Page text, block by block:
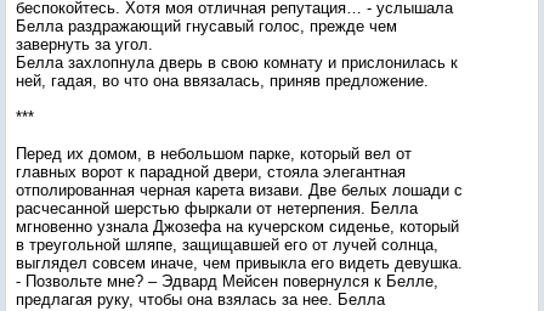
беспокойтесь. Хотя моя отличная репутация… - услышала
Белла раздражающий гнусавый голос, прежде чем
завернуть за угол.
Белла захлопнула дверь в свою комнату и прислонилась к
ней, гадая, во что она ввязалась, приняв предложение.
***
Перед их домом, в небольшом парке, который вел от
главных ворот к парадной двери, стояла элегантная
отполированная черная карета визави. Две белых лошади с
расчесанной шерстью фыркали от нетерпения. Белла
мгновенно узнала Джозефа на кучерском сиденье, который
в треугольной шляпе, защищавшей его от лучей солнца,
выглядел совсем иначе, чем привыкла его видеть девушка.
- Позвольте мне? – Эдвард Мейсен повернулся к Белле,
предлагая руку, чтобы она взялась за нее. Белла